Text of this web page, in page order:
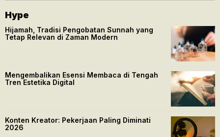
Hype
Hijamah, Tradisi Pengobatan Sunnah yang
Tetap Relevan di Zaman Modern
Mengembalikan Esensi Membaca di Tengah
Tren Estetika Digital
Konten Kreator: Pekerjaan Paling Diminati
2026